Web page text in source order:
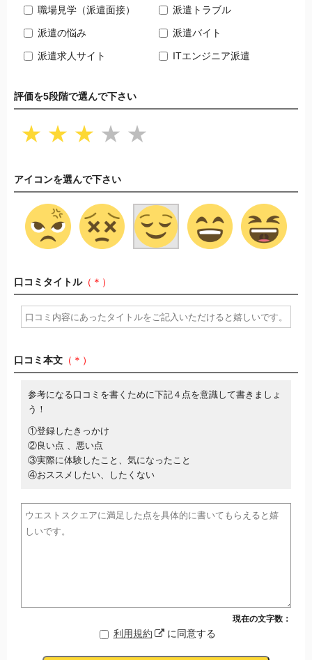
職場見学（派遣面接） 派遣トラブル
派遣の悩み 派遣バイト
派遣求人サイト ITエンジニア派遣
評価を5段階で選んで下さい
★ ★ ★ ★ ★
アイコンを選んで下さい
口コミタイトル（＊）
口コミ本文 （＊）
参考になる口コミを書くために下記４点を意識して書きましょ
う！
①登録したきっかけ
②良い点 、悪い点
③実際に体験したこと、気になったこと
④おススメしたい、したくない
現在の文字数：
利用規約 に同意する